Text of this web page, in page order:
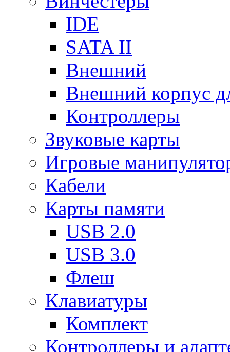
IDE
SATA II
Внешний
Внешний корпус
Контроллеры
Звуковые карты
Игровые
Кабели
Карты памяти
USB 2.0
USB 3.0
Флеш
Клавиатуры
Комплект
Контроллеры и